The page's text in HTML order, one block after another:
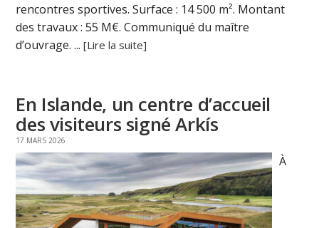
rencontres sportives. Surface : 14 500 m². Montant
des travaux : 55 M€. Communiqué du maître
d’ouvrage. ...[Lire la suite]
En Islande, un centre d’accueil
des visiteurs signé Arkís
17 MARS 2026
À